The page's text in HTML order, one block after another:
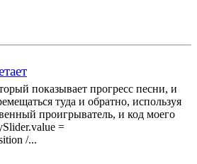
показывает прогресс песни, и
туда и обратно, используя
проигрыватель, и код моего
=
/...